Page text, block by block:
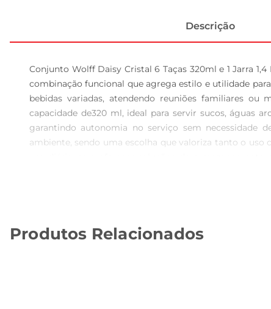
Descrição
Conjunto Wolff Daisy Cristal 6 Taças 320ml e 1 Jarra
combinação funcional que agrega estilo e utilidade
bebidas variadas, atendendo reuniões familiares ou
capacidade de320 ml, ideal para servir sucos, águas
garantindo autonomia no serviço sem necessidade
ambiente, sendo uma escolha que valoriza tanto o uso
confortáveis. O design pensado para facilitar a
Produtos Relacionados